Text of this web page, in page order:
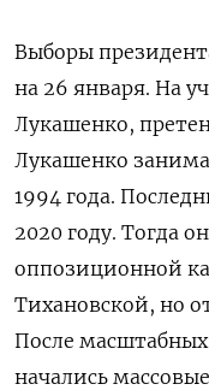
Выборы
на 26 января. На
Лукашенко,
Лукашенко
1994 года.
2020 году. Тогда
оппозиционной
Тихановской, но
После масштабных
начались